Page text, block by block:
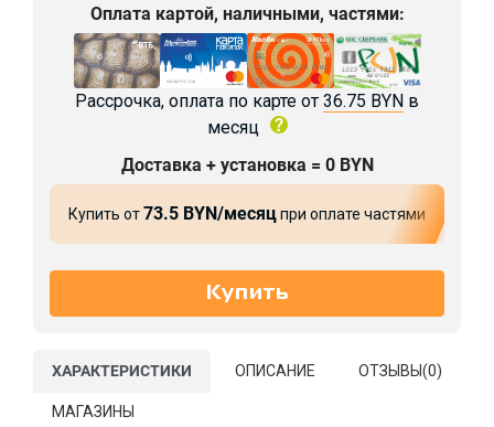
Оплата картой, наличными, частями:
Рассрочка, оплата по карте от 36.75 BYN в
месяц
Доставка + установка = 0 BYN
Купить от73.5 BYN/месяцпри оплате частями
ХАРАКТЕРИСТИКИ ОПИСАНИЕ ОТЗЫВЫ(0)
МАГАЗИНЫ